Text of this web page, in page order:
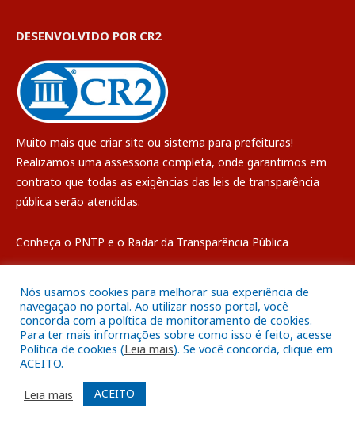
DESENVOLVIDO POR CR2
Muito mais que criar site ou sistema para prefeituras!
Realizamos uma assessoria completa, onde garantimos em
contrato que todas as exigências das leis de transparência
pública serão atendidas.
Conheça o PNTP e o Radar da Transparência Pública
Todos os direitos reservados a Câmara Municipal de Breves
Mapa do Site
Acessar o Webmail
Nós usamos cookies para melhorar sua experiência de
navegação no portal. Ao utilizar nosso portal, você
concorda com a política de monitoramento de cookies.
Para ter mais informações sobre como isso é feito, acesse
Política de cookies (Leia mais). Se você concorda, clique em
ACEITO.
Leia mais
ACEITO